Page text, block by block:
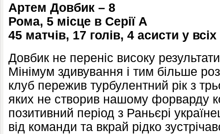
Артем Довбик – 8
Рома, 5 місце в Серії А
45 матчів, 17 голів, 4 асисти у
Довбик не переніс високу
Мінімум здивування і тим більше
клуб пережив турбулентний рік з
яких не створив нашому форварду
позитивний період з Раньєрі
від команди та вкрай рідко